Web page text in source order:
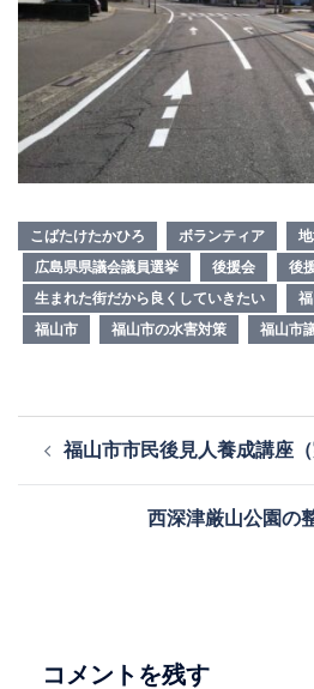
こばたけたかひろ ボランティア
広島県県議会議員選挙
後援会 後
生まれた街だから良くしていきたい
福山市
福山市の水害対策 福山市
ョ
福山市市民後見人養成講座
西深津厳山公園の
コメントを残す